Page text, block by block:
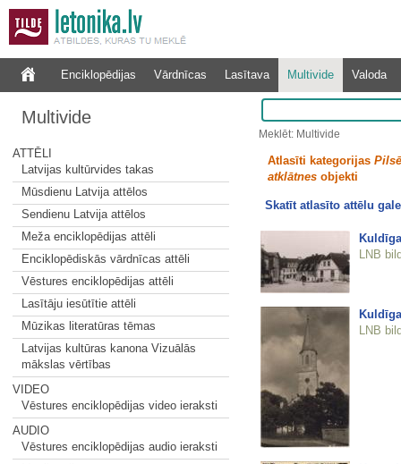
Enciklopēdijas Vārdnīcas Lasītava Multivide Valoda
Multivide
ATTĒLI
Latvijas kultūrvides takas
Mūsdienu Latvija attēlos
Sendienu Latvija attēlos
Meža enciklopēdijas attēli
Enciklopēdiskās vārdnīcas attēli
Vēstures enciklopēdijas attēli
Lasītāju iesūtītie attēli
Mūzikas literatūras tēmas
Latvijas kultūras kanona Vizuālās
mākslas vērtības
VIDEO
Vēstures enciklopēdijas video ieraksti
AUDIO
Vēstures enciklopēdijas audio ieraksti
Meklēt: Multivide
Atlasīti kategorijas
atklātnesobjekti
Skatīt atlasīto attēlu
LNB
LNB